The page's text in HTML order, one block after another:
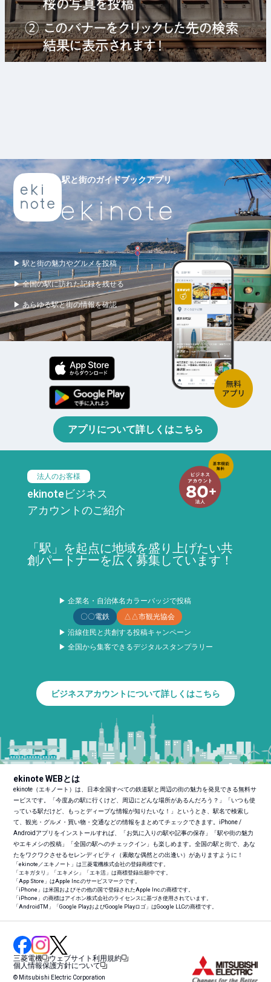
駅と街のガイドブックアプリ
▶ 駅と街の魅力やグルメを投稿
▶ 全国の駅に訪れた記録を残せる
▶ あらゆる駅と街の情報を確認
アプリについて詳しくはこちら
法人のお客様
ekinoteビジネス
アカウントのご紹介
「駅」を起点に地域を盛り上げたい共
創パートナーを広く募集しています！
▶ 企業名・自治体名カラーバッジで投稿
〇〇電鉄
△△市観光協会
▶ 沿線住民と共創する投稿キャンペーン
▶ 全国から集客できるデジタルスタンプラリー
ビジネスアカウントについて詳しくはこちら
ekinote WEBとは
ekinote（エキノート）は、日本全国すべての鉄道駅と周辺の街の魅力を発見できる無料サ
ービスです。「今度あの駅に行くけど、周辺にどんな場所があるんだろう？」「いつも使
っている駅だけど、もっとディープな情報が知りたいな！」というとき、駅名で検索し
て、観光・グルメ・買い物・交通などの情報をまとめてチェックできます。iPhone /
Androidアプリをインストールすれば、「お気に入りの駅や記事の保存」「駅や街の魅力
やエキメシの投稿」「全国の駅へのチェックイン」も楽しめます。全国の駅と街で、あな
たをワクワクさせるセレンディピティ（素敵な偶然との出逢い）がありますように！
「ekinote／エキノート」は三菱電機株式会社の登録商標です。
「エキガタリ」「エキメシ」「エキ活」は商標登録出願中です。
「App Store」はApple Inc.のサービスマークです。
「iPhone」は米国およびその他の国で登録されたApple Inc.の商標です。
「iPhone」の商標はアイホン株式会社のライセンスに基づき使用されています。
「AndroidTM 」「Google PlayおよびGoogle Playロゴ」はGoogle LLCの商標です。
三菱電機
ウェブサイト利用規約
個人情報保護方針について
© Mitsubishi Electric Corporation